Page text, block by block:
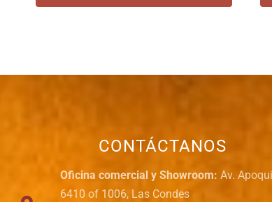
CONTÁCTANOS
Oficina comercial y Showroom: Av.
6410 of 1006, Las Condes